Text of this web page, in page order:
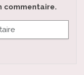
commentaire.